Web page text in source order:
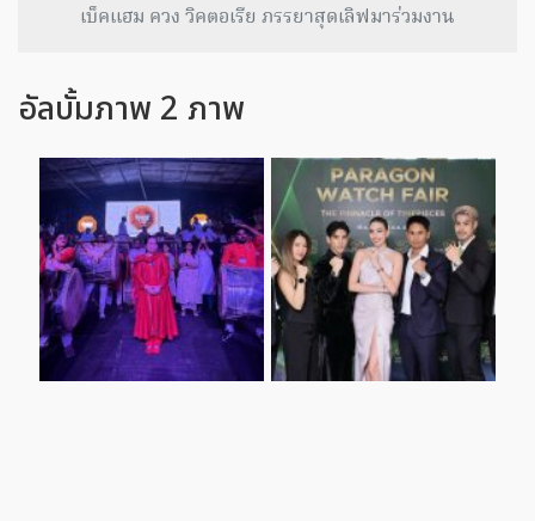
เบ็คแฮม ควง วิคตอเรีย ภรรยาสุดเลิฟมาร่วมงาน
อัลบั้มภาพ 2 ภาพ